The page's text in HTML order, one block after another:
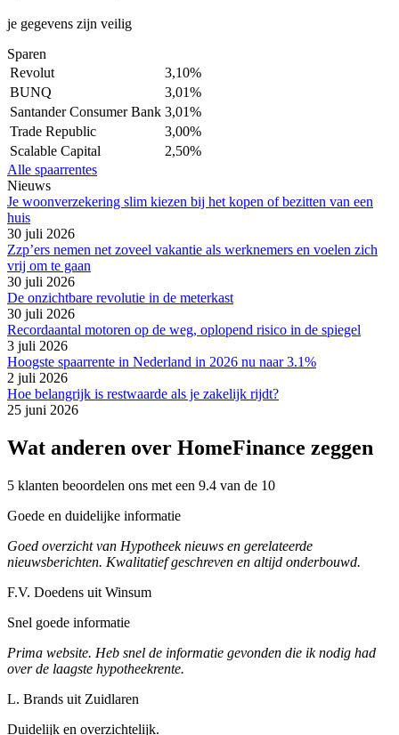
je gegevens zijn veilig
Sparen
Revolut
3,10%
BUNQ
3,01%
Santander Consumer Bank 3,01%
Trade Republic
3,00%
Scalable Capital
2,50%
Alle spaarrentes
Nieuws
Je woonverzekering slim kiezen bij het kopen of bezitten van een
huis
30 juli 2026
Zzp’ers nemen net zoveel vakantie als werknemers en voelen zich
vrij om te gaan
30 juli 2026
De onzichtbare revolutie in de meterkast
30 juli 2026
Recordaantal motoren op de weg, oplopend risico in de spiegel
3 juli 2026
Hoogste spaarrente in Nederland in 2026 nu naar 3.1%
2 juli 2026
Hoe belangrijk is restwaarde als je zakelijk rijdt?
25 juni 2026
Wat anderen over HomeFinance zeggen
5 klanten beoordelen ons met een 9.4 van de 10
Goede en duidelijke informatie
Goed overzicht van Hypotheek nieuws en gerelateerde
nieuwsberichten. Kwalitatief geschreven en altijd onderbouwd.
F.V. Doedens uit Winsum
Snel goede informatie
Prima website. Heb snel de informatie gevonden die ik nodig had
over de laagste hypotheekrente.
L. Brands uit Zuidlaren
Duidelijk en overzichtelijk.